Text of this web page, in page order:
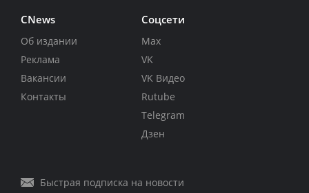
CNews
Об издании
Реклама
Вакансии
Контакты
Соцсети
Max
VK
VK Видео
Rutube
Telegram
Дзен
Быстрая подписка на новости